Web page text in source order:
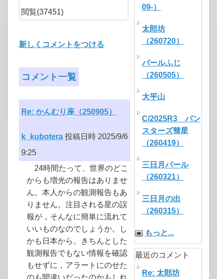
閲覧(37451)
新しくコメントをつける
コメント一覧
Re: かんむり座（250905）
k_kubotera 投稿日時 2025/9/6
9:25
24時間たって、世界のどこ
からも増光の報告はありませ
ん。本人からの観測報告もあ
りません。注目される星の誤
報が，そんなに簡単に流れて
いいものなのでしょうか。し
かも日本から。きちんとした
観測報告でもない情報を確認
もせずに，アラートにのせた
のも間違いだったのかもしれ
09-）
太郎坊
（260720）
パールふじ
（260505）
大平山
C/2025R3 パン
スターズ彗星
（260419）
三日月パール
（260321）
三日月の出
（260315）
もっと...
最近のコメント
Re: 太郎坊